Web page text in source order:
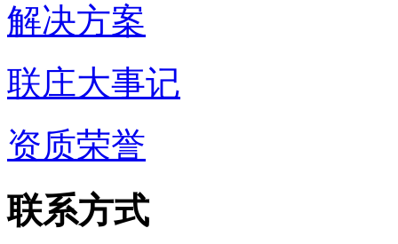
解决方案
联庄大事记
资质荣誉
联系方式